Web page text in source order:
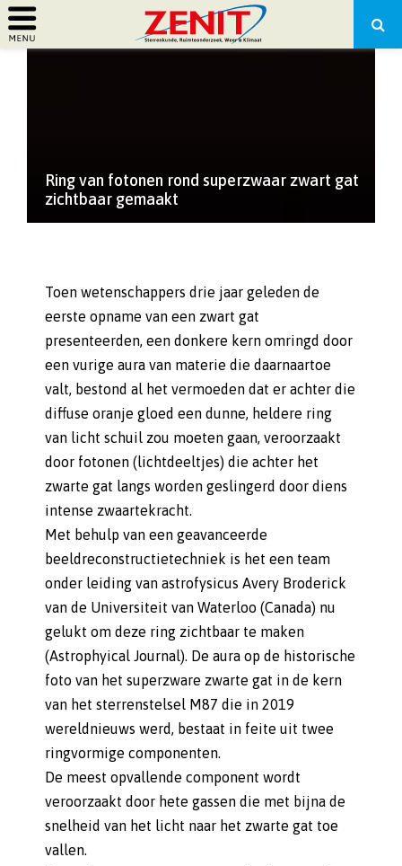
PRIMARY
Ring van fotonen rond superzwaar zwart gat
zichtbaar gemaakt
Toen wetenschappers drie jaar geleden de
eerste opname van een zwart gat
presenteerden, een donkere kern omringd door
een vurige aura van materie die daarnaartoe
valt, bestond al het vermoeden dat er achter die
diffuse oranje gloed een dunne, heldere ring
van licht schuil zou moeten gaan, veroorzaakt
door fotonen (lichtdeeltjes) die achter het
zwarte gat langs worden geslingerd door diens
intense zwaartekracht.
Met behulp van een geavanceerde
beeldreconstructietechniek is het een team
onder leiding van astrofysicus Avery Broderick
van de Universiteit van Waterloo (Canada) nu
gelukt om deze ring zichtbaar te maken
(Astrophyical Journal). De aura op de historische
foto van het superzware zwarte gat in de kern
van het sterrenstelsel M87 die in 2019
wereldnieuws werd, bestaat in feite uit twee
ringvormige componenten.
De meest opvallende component wordt
veroorzaakt door hete gassen die met bijna de
snelheid van het licht naar het zwarte gat toe
vallen.